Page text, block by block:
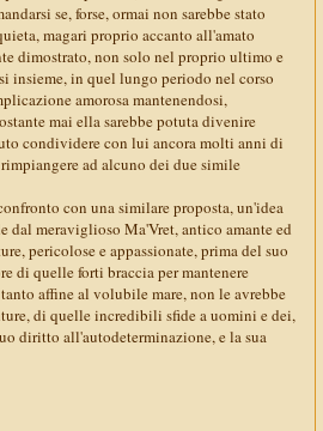
se, forse, ormai non sarebbe stato
magari proprio accanto all'amato
dimostrato, non solo nel proprio ultimo e
insieme, in quel lungo periodo nel corso
amorosa mantenendosi,
mai ella sarebbe potuta divenire
condividere con lui ancora molti anni di
ad alcuno dei due simile
con una similare proposta, un'idea
dal meraviglioso Ma'Vret, antico amante ed
pericolose e appassionate, prima del suo
di quelle forti braccia per mantenere
affine al volubile mare, non le avrebbe
di quelle incredibili sfide a uomini e dei,
diritto all'autodeterminazione, e la sua